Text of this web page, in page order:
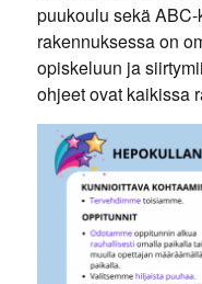
puukoulu sekä
rakennuksessa on
opiskeluun ja
ohjeet ovat kaikissa